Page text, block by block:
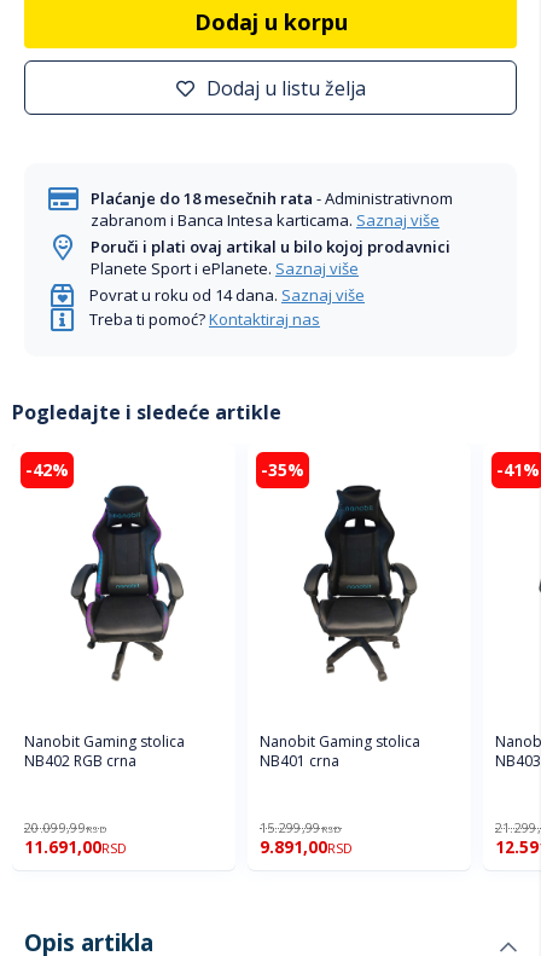
Dodaj u korpu
Dodaj u listu želja
Plaćanje do 18 mesečnih rata - Administrativnom
zabranom i Banca Intesa karticama. Saznaj više
Poruči i plati ovaj artikal u bilo kojoj prodavnici
Planete Sport i ePlanete. Saznaj više
Povrat u roku od 14 dana. Saznaj više
Treba ti pomoć?Kontaktiraj nas
Pogledajte i sledeće artikle
-42%
Nanobit Gaming stolica
NB402 RGB crna
20.099,99RSD
11.691,00RSD
-35%
Nanobit Gaming stolica
NB401 crna
15.299,99RSD
9.891,00RSD
-41%
Opis artikla